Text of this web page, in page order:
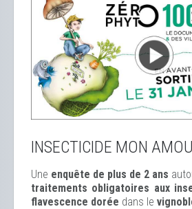
INSECTICIDE MON
Une enquête de plus de 2 ans
traitements obligatoires aux
flavescence dorée dans le